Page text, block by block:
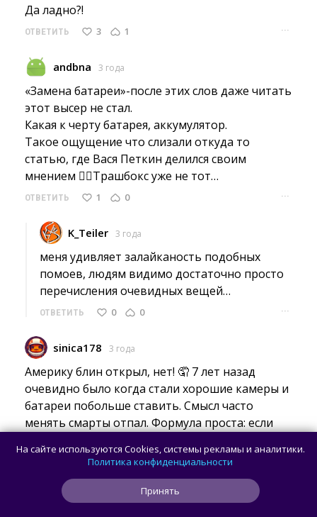
Да ладно?!
ОТВЕТИТЬ 3 1 ···
andbna 3 года
«Замена батареи»-после этих слов даже читать
этот высер не стал.
Какая к черту батарея, аккумулятор.
Такое ощущение что слизали откуда то
статью, где Вася Петкин делился своим
мнением 🤦‍♂️Трашбокс уже не тот…
ОТВЕТИТЬ 1 0 ···
K_Teiler 3 года
меня удивляет залайканость подобных
помоев, людям видимо достаточно просто
перечисления очевидных вещей…
ОТВЕТИТЬ 0 0 ···
sinica178 3 года
Америку блин открыл, нет! 🤦 7 лет назад
очевидно было когда стали хорошие камеры и
батареи побольше ставить. Смысл часто
менять смарты отпал. Формула проста: если
актуальный флагман и всё! 3 года с таким хожу
лучше стали на фоне старика. А если запросов
нет на супер камеру зверски процессор и
На сайте используются Cookies, системы рекламы и аналитики.
Политика конфиденциальности
Принять